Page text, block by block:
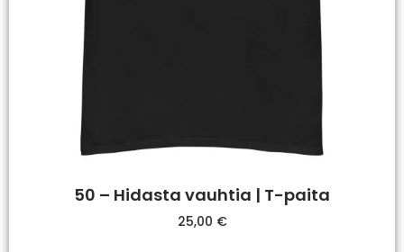
50 – Hidasta vauhtia | T-paita
25,00 €